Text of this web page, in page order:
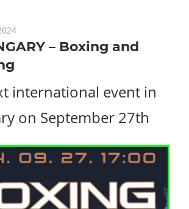
– Boxing and
international event in
on September 27th